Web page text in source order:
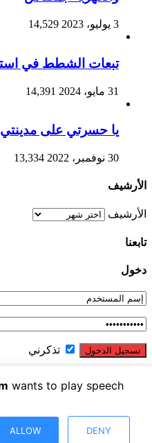
3 يوليو، 2023 14,529
تبعات الشطط في
31 مايو، 2024 14,391
يا حسرتي على
30 نوفمبر، 2022 13,334
الأرشيف
الأرشيف
تابعنا
دخول
تذكرني
17040538
mail : achamilapress@gmail.com
wants to play speech
DENY
ALLOW